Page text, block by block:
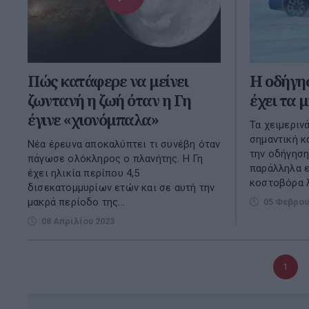
Πώς κατάφερε να μείνει
ζωντανή η ζωή όταν η Γη
έγινε «χιονόμπαλα»
Νέα έρευνα αποκαλύπτει τι συνέβη όταν
πάγωσε ολόκληρος ο πλανήτης. Η Γη
έχει ηλικία περίπου 4,5
δισεκατομμυρίων ετών και σε αυτή την
μακρά περίοδο της...
08 Απριλίου 2023
Η
έχει τα
Τα
σημαντική
την
παράλληλα
κοστοβόρα
05
1